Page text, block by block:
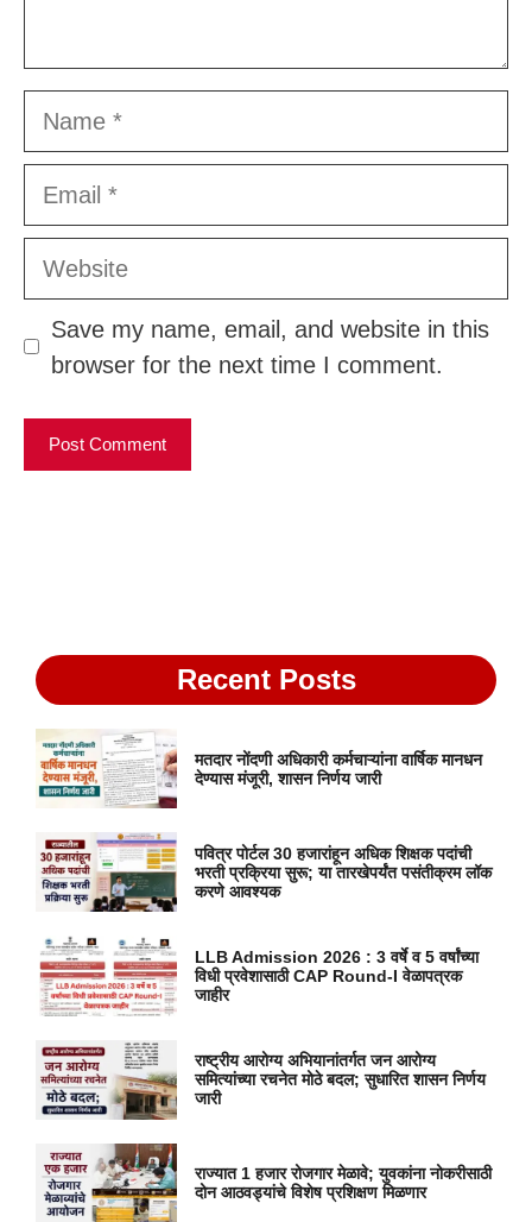
Name
Email
Website
Save my name, email, and website in this
browser for the next time I comment.
Recent Posts
मतदार नोंदणी अधिकारी कर्मचाऱ्यांना वार्षिक मानधन
देण्यास मंजूरी, शासन निर्णय जारी
पवित्र पोर्टल 30 हजारांहून अधिक शिक्षक पदांची
भरती प्रक्रिया सुरू; या तारखेपर्यंत पसंतीक्रम लॉक
करणे आवश्यक
LLB Admission 2026 : 3 वर्षे व 5 वर्षांच्या
विधी प्रवेशासाठी CAP Round-I वेळापत्रक
जाहीर
राष्ट्रीय आरोग्य अभियानांतर्गत जन आरोग्य
समित्यांच्या रचनेत मोठे बदल; सुधारित शासन निर्णय
जारी
राज्यात 1 हजार रोजगार मेळावे; युवकांना नोकरीसाठी
दोन आठवड्यांचे विशेष प्रशिक्षण मिळणार